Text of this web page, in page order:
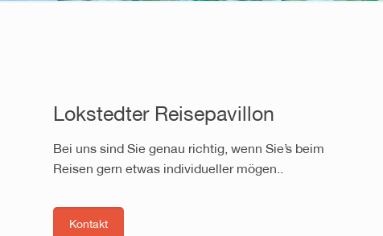
Lokstedter Reisepavillon
Bei uns sind Sie genau richtig, wenn Sie’s beim
Reisen gern etwas individueller mögen..
Kontakt